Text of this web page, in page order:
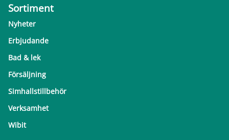
Sortiment
Nyheter
Erbjudande
Bad & lek
Försäljning
Simhallstillbehör
Verksamhet
Wibit